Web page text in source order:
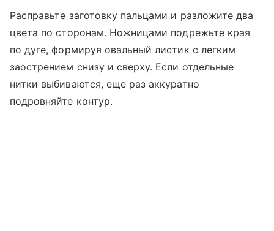
Расправьте заготовку пальцами и разложите два
цвета по сторонам. Ножницами подрежьте края
по дуге, формируя овальный листик с легким
заострением снизу и сверху. Если отдельные
нитки выбиваются, еще раз аккуратно
подровняйте контур.